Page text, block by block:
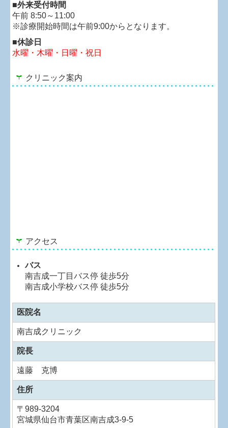
クリニック案内
アクセス
バス
南吉成一丁目バス停 徒歩5分
南吉成小学校バス停 徒歩5分
医院名
南吉成クリニック
院長
遠藤 克博
住所
〒989-3204
宮城県仙台市青葉区南吉成3-9-5
■外来受付時間
午前 8:50～11:00
※診療開始時間は午前9:00からとなります。
■休診日
水曜・木曜 ・日曜・祝日